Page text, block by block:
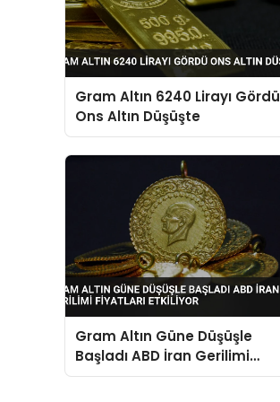
Gram Altın 6240 Lirayı Gördü
Ons Altın Düşüşte
Gram Altın Güne Düşüşle
Başladı ABD İran Gerilimi
Fiyatları Etkiliyor